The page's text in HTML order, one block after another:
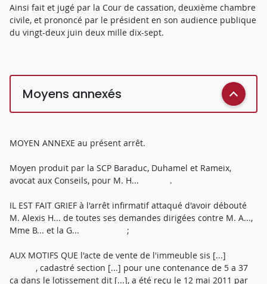
Ainsi fait et jugé par la Cour de cassation, deuxième chambre
civile, et prononcé par le président en son audience publique
du vingt-deux juin deux mille dix-sept.
Moyens annexés
MOYEN ANNEXE au présent arrêt.
Moyen produit par la SCP Baraduc, Duhamel et Rameix,
avocat aux Conseils, pour M. H... .
IL EST FAIT GRIEF à l'arrêt infirmatif attaqué d'avoir débouté
M. Alexis H... de toutes ses demandes dirigées contre M. A...,
Mme B... et la G... ;
AUX MOTIFS QUE l'acte de vente de l'immeuble sis [...]
, cadastré section [...] pour une contenance de 5 a 37
ca dans le lotissement dit [...], a été reçu le 12 mai 2011 par